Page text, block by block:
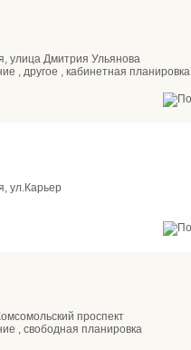
улица Дмитрия Ульянова
, другое , кабинетная планировка
ул.Карьер
проспект
, свободная планировка